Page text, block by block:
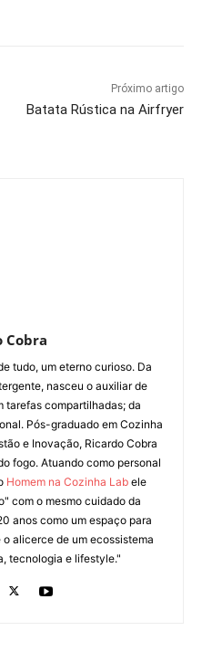
Próximo artigo
Batata Rústica na Airfryer
Cobra
tudo, um eterno curioso. Da
nasceu o auxiliar de
tarefas compartilhadas; da
Pós-graduado em Cozinha
e Inovação, Ricardo Cobra
fogo. Atuando como personal
Homem na Cozinha Labele
com o mesmo cuidado da
anos como um espaço para
alicerce de um ecossistema
tecnologia e lifestyle."